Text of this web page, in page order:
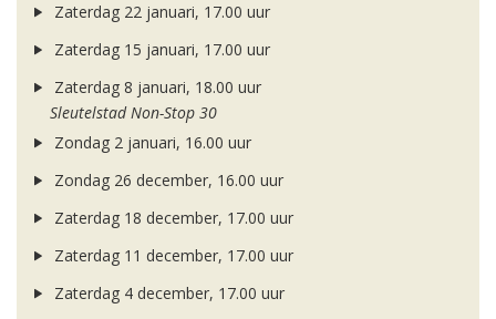
Zaterdag 22 januari, 17.00 uur
Zaterdag 15 januari, 17.00 uur
Zaterdag 8 januari, 18.00 uur
Sleutelstad Non-Stop 30
Zondag 2 januari, 16.00 uur
Zondag 26 december, 16.00 uur
Zaterdag 18 december, 17.00 uur
Zaterdag 11 december, 17.00 uur
Zaterdag 4 december, 17.00 uur